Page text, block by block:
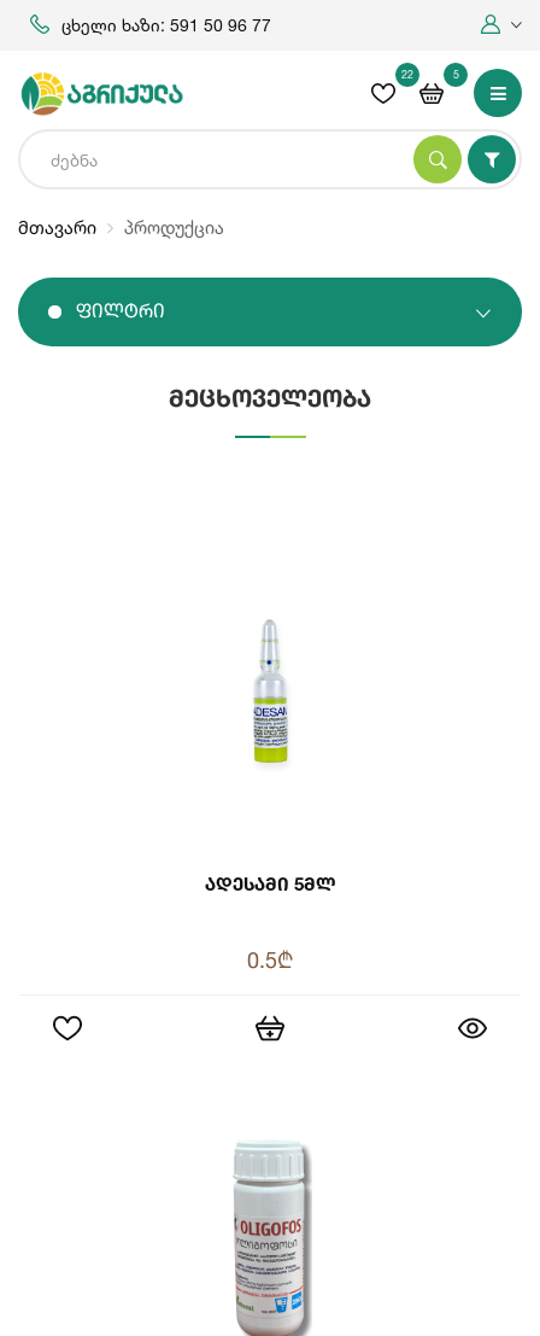
ცხელი ხაზი: 591 50 96 77
22 5
მთავარი პროდუქცია
Ფილტრი
მეცხოველეობა
Ადესამი 5მლ
0.5₾